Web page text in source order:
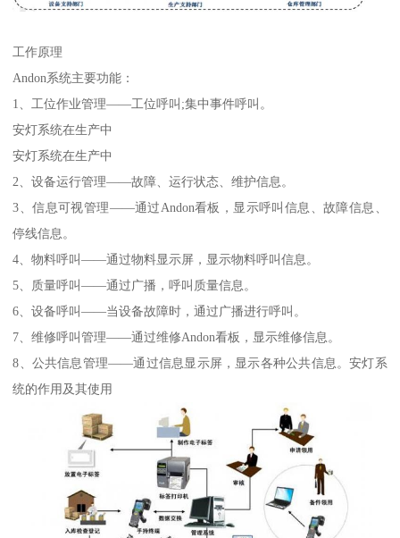
工作原理
Andon系统主要功能：
1、工位作业管理——工位呼叫;集中事件呼叫。
安灯系统在生产中
安灯系统在生产中
2、设备运行管理——故障、运行状态、维护信息。
3、信息可视管理——通过Andon看板，显示呼叫信息、故障信息、
停线信息。
4、物料呼叫——通过物料显示屏，显示物料呼叫信息。
5、质量呼叫——通过广播，呼叫质量信息。
6、设备呼叫——当设备故障时，通过广播进行呼叫。
7、维修呼叫管理——通过维修Andon看板，显示维修信息。
8、公共信息管理——通过信息显示屏，显示各种公共信息。安灯系
统的作用及其使用